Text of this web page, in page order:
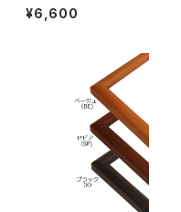
45ミリ
¥6,600